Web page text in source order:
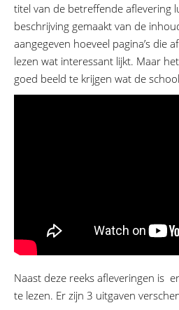
titel van de betreffende aflevering
beschrijving gemaakt van de
aangegeven hoeveel pagina’s die
lezen wat interessant lijkt. Maar
goed beeld te krijgen wat de
Naast deze reeks afleveringen is
te lezen. Er zijn 3 uitgaven